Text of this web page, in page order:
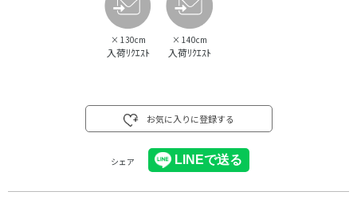
× 130cm
入荷ﾘｸｴｽﾄ
× 140cm
入荷ﾘｸｴｽﾄ
お気に入りに登録する
シェア